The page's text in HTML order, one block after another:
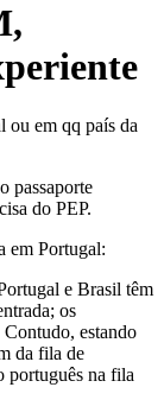
ou em qq país da
passaporte
do PEP.
em Portugal:
e Brasil têm
os
estando
da fila de
português na fila